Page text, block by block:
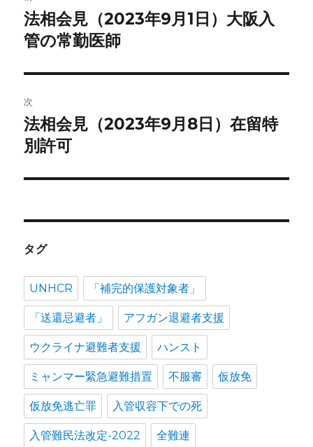
稿
ナ
ビ
ゲ
ー
シ
ン
前
の
稿:
法相会見（2023年9月1日）大阪入
管の常勤医師
次
次
の
稿:
法相会見（2023年9月8日）在留特
別許可
タグ
UNHCR 「補完的保護対象者」
「送還忌避者」 アフガン退避者支援
ウクライナ避難者支援 ハンスト
ミャンマー緊急避難措置 不服審 仮放免
仮放免逃亡罪 入管収容下での死
入管難民法改定-2022 全難連